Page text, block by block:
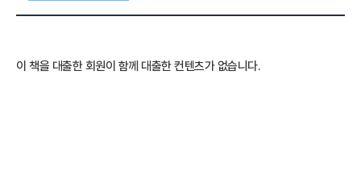
이 책을 대출한 회원이 함께 대출한 컨텐츠가 없습니다.